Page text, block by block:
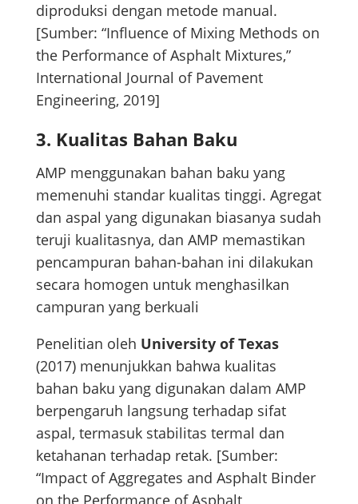
diproduksi dengan metode manual.
[Sumber: “Influence of Mixing Methods on
the Performance of Asphalt Mixtures,”
International Journal of Pavement
Engineering, 2019]
3. Kualitas Bahan Baku
AMP menggunakan bahan baku yang
memenuhi standar kualitas tinggi. Agregat
dan aspal yang digunakan biasanya sudah
teruji kualitasnya, dan AMP memastikan
pencampuran bahan-bahan ini dilakukan
secara homogen untuk menghasilkan
campuran yang berkuali
Penelitian oleh University of Texas
(2017) menunjukkan bahwa kualitas
bahan baku yang digunakan dalam AMP
berpengaruh langsung terhadap sifat
aspal, termasuk stabilitas termal dan
ketahanan terhadap retak. [Sumber:
“Impact of Aggregates and Asphalt Binder
on the Performance of Asphalt